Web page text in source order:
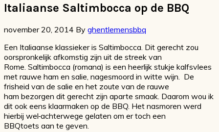
Italiaanse Saltimbocca op de BBQ
november 20, 2014 By ghentlemensbbq
Een Italiaanse klassieker is Saltimbocca. Dit gerecht zou
oorspronkelijk afkomstig zijn uit de streek van
Rome. Saltimbocca (romana) is een heerlijk stukje kalfsvlees
met rauwe ham en salie nagesmoord in witte wijn. De
frisheid van de salie en het zoute van de rauwe
ham bezorgen dit gerecht zijn aparte smaak. Daarom wou ik
dit ook eens klaarmaken op de BBQ. Het nasmoren werd
hierbij wel achterwege gelaten om er toch een
BBQtoets aan te geven.